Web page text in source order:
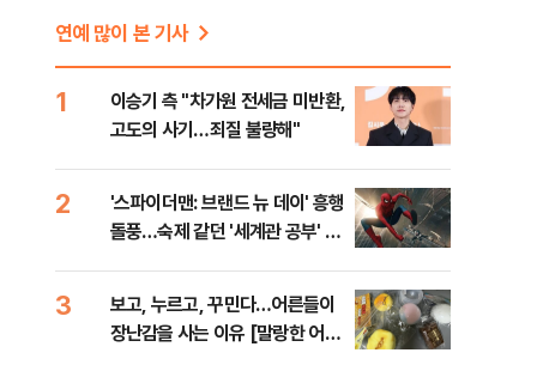
연예 많이 본 기사
1
이승기 측 "차가원 전세금 미반환,
고도의 사기…죄질 불량해"
2
'스파이더맨: 브랜드 뉴 데이' 흥행
돌풍…숙제 같던 '세계관 공부' 덜
3
보고, 누르고, 꾸민다…어른들이
장난감을 사는 이유 [말랑한 어른